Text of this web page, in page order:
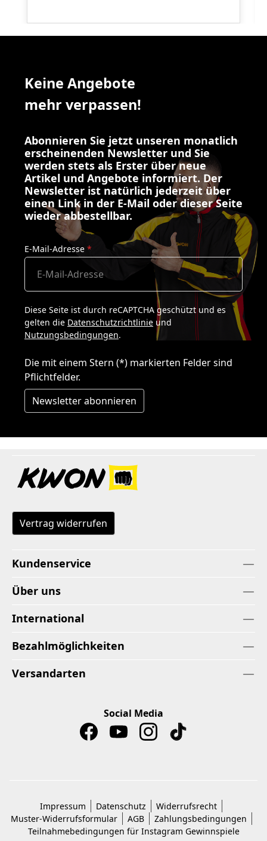
Keine Angebote
mehr verpassen!
Abonnieren Sie jetzt unseren monatlich
erscheinenden Newsletter und Sie
werden stets als Erster über neue
Artikel und Angebote informiert. Der
Newsletter ist natürlich jederzeit über
einen Link in der E-Mail oder dieser Seite
wieder abbestellbar.
E-Mail-Adresse *
Diese Seite ist durch reCAPTCHA geschützt und es
gelten die Datenschutzrichtlinie und
Nutzungsbedingungen.
Die mit einem Stern (*) markierten Felder sind
Pflichtfelder.
Newsletter abonnieren
Vertrag widerrufen
Kundenservice
Über uns
International
Bezahlmöglichkeiten
Versandarten
Social Media
Impressum Datenschutz
Widerrufsrecht
Muster-Widerrufsformular
AGB
Zahlungsbedingungen
Teilnahmebedingungen für Instagram Gewinnspiele